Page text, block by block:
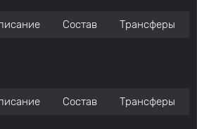
Состав Трансферы
Состав Трансферы